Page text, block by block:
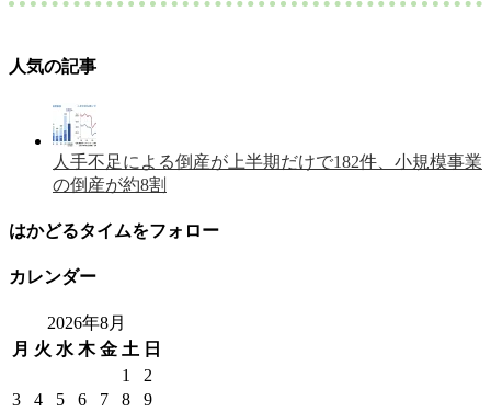
人気の記事
人手不足による倒産が上半期だけで182件、小規模事業
の倒産が約8割
はかどるタイムをフォロー
カレンダー
2026年8月
月 火 水 木 金 土 日
1
2
3
4 5 6 7 8
9